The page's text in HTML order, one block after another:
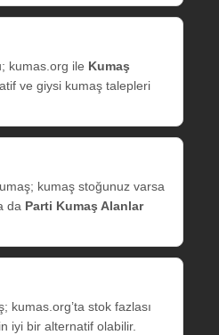
kumas.org ile Kumaş
ve giysi kumaş talepleri
kumaş stoğunuz varsa
da Parti Kumaş Alanlar
kumas.org’ta stok fazlası
iyi bir alternatif olabilir.